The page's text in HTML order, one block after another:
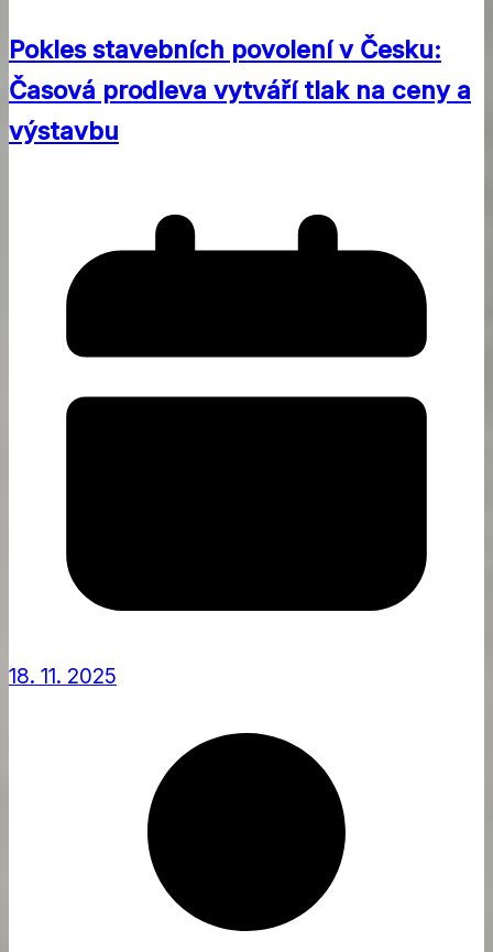
Pokles stavebních povolení v Česku:
Časová prodleva vytváří tlak na ceny a
výstavbu
18. 11. 2025